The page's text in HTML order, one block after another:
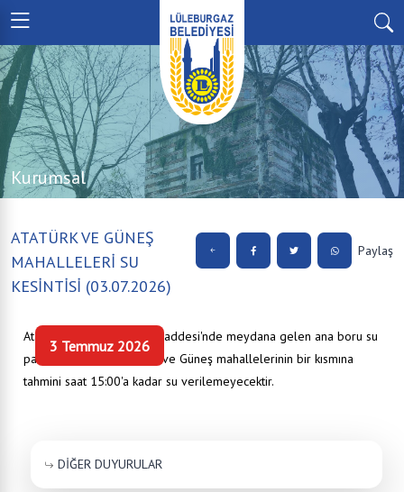
Kurumsal
ATATÜRK VE GÜNEŞ
MAHALLELERİ SU
KESİNTİSİ (03.07.2026)
Paylaş
3 Temmuz 2026
Atatürk Mahallesi Duygu Caddesi'nde meydana gelen ana boru su
patlağı nedeniyle Atatürk ve Güneş mahallelerinin bir kısmına
tahmini saat 15:00'a kadar su verilemeyecektir.
DİĞER DUYURULAR